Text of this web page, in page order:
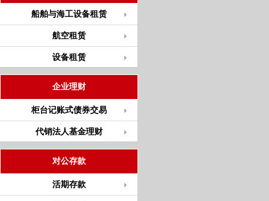
船舶与海工设备租赁
航空租赁
设备租赁
企业理财
柜台记账式债券交易
代销法人基金理财
对公存款
活期存款